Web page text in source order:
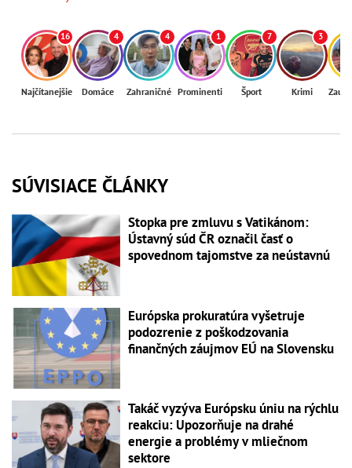
16
Najčítanejšie
4
Domáce
4
Zahraničné
1
Prominenti
7
Šport
3
Krimi
SÚVISIACE ČLÁNKY
Stopka pre zmluvu s Vatikánom:
Ústavný súd ČR označil časť o
spovednom tajomstve za neústavnú
Európska prokuratúra vyšetruje
podozrenie z poškodzovania
finančných záujmov EÚ na Slovensku
Takáč vyzýva Európsku úniu na rýchlu
reakciu: Upozorňuje na drahé
energie a problémy v mliečnom
sektore